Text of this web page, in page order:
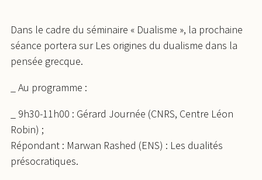
Dans le cadre du séminaire « Dualisme », la prochaine
séance portera sur Les origines du dualisme dans la
pensée grecque.
_ Au programme :
_ 9h30-11h00 : Gérard Journée (CNRS, Centre Léon
Robin) ;
Répondant : Marwan Rashed (ENS) : Les dualités
présocratiques.